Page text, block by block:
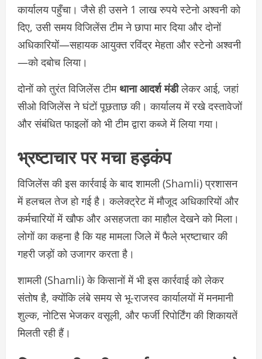
कार्यालय पहुँचा। जैसे ही उसने 1 लाख रुपये स्टेनो अश्वनी को
दिए, उसी समय विजिलेंस टीम ने छापा मार दिया और दोनों
अधिकारियों—सहायक आयुक्त रविंद्र मेहता और स्टेनो अश्वनी
—को दबोच लिया।
दोनों को तुरंत विजिलेंस टीमथाना आदर्श मंडीलेकर आई, जहां
सीओ विजिलेंस ने घंटों पूछताछ की। कार्यालय में रखे दस्तावेजों
और संबंधित फाइलों को भी टीम द्वारा कब्जे में लिया गया।
भ्रष्टाचार पर मचा हड़कंप
विजिलेंस की इस कार्रवाई के बाद शामली (Shamli) प्रशासन
में हलचल तेज हो गई है। कलेक्ट्रेट में मौजूद अधिकारियों और
कर्मचारियों में खौफ और असहजता का माहौल देखने को मिला।
लोगों का कहना है कि यह मामला जिले में फैले भ्रष्टाचार की
गहरी जड़ों को उजागर करता है।
शामली (Shamli) के किसानों में भी इस कार्रवाई को लेकर
संतोष है, क्योंकि लंबे समय से भू-राजस्व कार्यालयों में मनमानी
शुल्क, नोटिस भेजकर वसूली, और फर्जी रिपोर्टिंग की शिकायतें
मिलती रही हैं।